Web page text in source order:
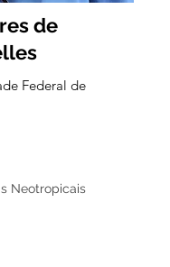
de
Federal de
Neotropicais